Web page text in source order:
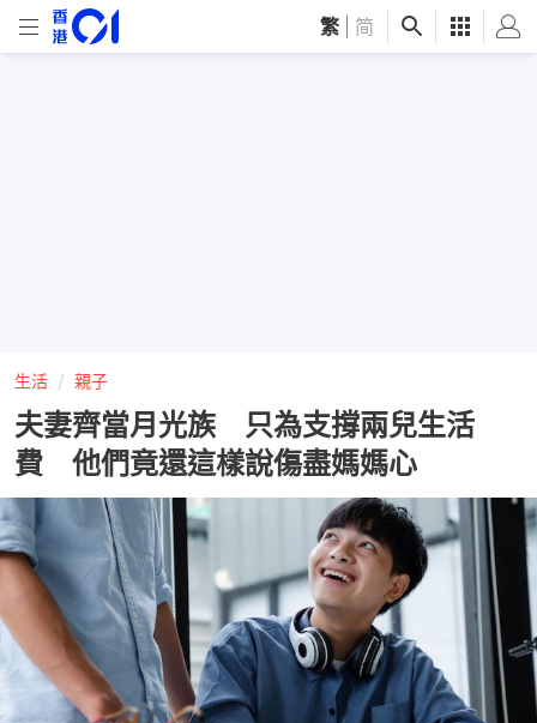
繁 简
生活 親子
夫妻齊當月光族 只為支撐兩兒生活
費 他們竟還這樣說傷盡媽媽心